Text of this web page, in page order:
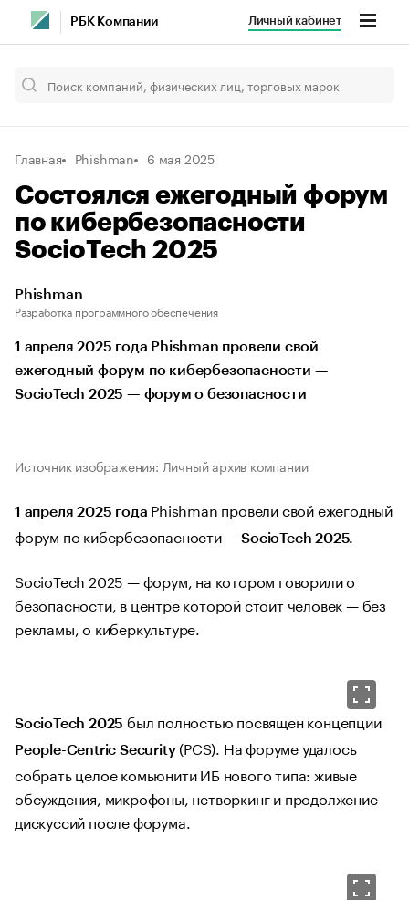
РБК Компании Личный кабинет
Главная Phishman 6 мая 2025
Состоялся ежегодный форум
по кибербезопасности
SocioTech 2025
Phishman
Разработка программного обеспечения
1 апреля 2025 года Phishman провели свой
ежегодный форум по кибербезопасности —
SocioTech 2025 — форум о безопасности
Источник изображения: Личный архив компании
1 апреля 2025 года Phishman провели свой ежегодный
форум по кибербезопасности —SocioTech 2025.
SocioTech 2025 — форум, на котором говорили о
безопасности, в центре которой стоит человек — без
рекламы, о киберкультуре.
SocioTech 2025 был полностью посвящен концепции
People-Centric Security(PCS). На форуме удалось
собрать целое комьюнити ИБ нового типа: живые
обсуждения, микрофоны, нетворкинг и продолжение
дискуссий после форума.